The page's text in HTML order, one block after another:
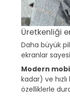
Üretkenliği
Daha büyük
ekranlar
Modern
kadar) ve
özelliklerle